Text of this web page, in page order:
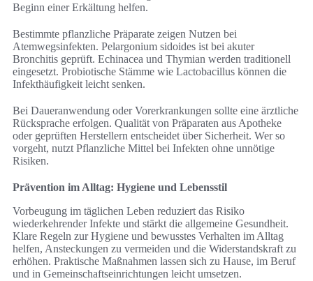
Beginn einer Erkältung helfen.
Bestimmte pflanzliche Präparate zeigen Nutzen bei
Atemwegsinfekten. Pelargonium sidoides ist bei akuter
Bronchitis geprüft. Echinacea und Thymian werden traditionell
eingesetzt. Probiotische Stämme wie Lactobacillus können die
Infekthäufigkeit leicht senken.
Bei Daueranwendung oder Vorerkrankungen sollte eine ärztliche
Rücksprache erfolgen. Qualität von Präparaten aus Apotheke
oder geprüften Herstellern entscheidet über Sicherheit. Wer so
vorgeht, nutzt Pflanzliche Mittel bei Infekten ohne unnötige
Risiken.
Prävention im Alltag: Hygiene und Lebensstil
Vorbeugung im täglichen Leben reduziert das Risiko
wiederkehrender Infekte und stärkt die allgemeine Gesundheit.
Klare Regeln zur Hygiene und bewusstes Verhalten im Alltag
helfen, Ansteckungen zu vermeiden und die Widerstandskraft zu
erhöhen. Praktische Maßnahmen lassen sich zu Hause, im Beruf
und in Gemeinschaftseinrichtungen leicht umsetzen.